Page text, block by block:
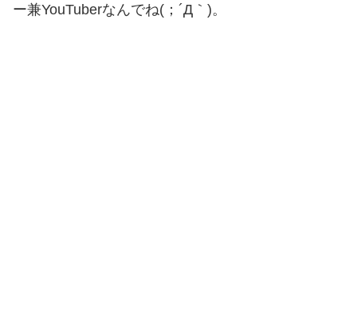
ー兼YouTuberなんでね(；´Д｀)。